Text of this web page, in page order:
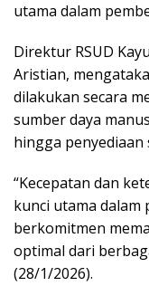
utama dalam
Direktur RSUD
Aristian,
dilakukan secara
sumber daya
hingga penyediaan
“Kecepatan dan
kunci utama dalam
berkomitmen
optimal dari
(28/1/2026).